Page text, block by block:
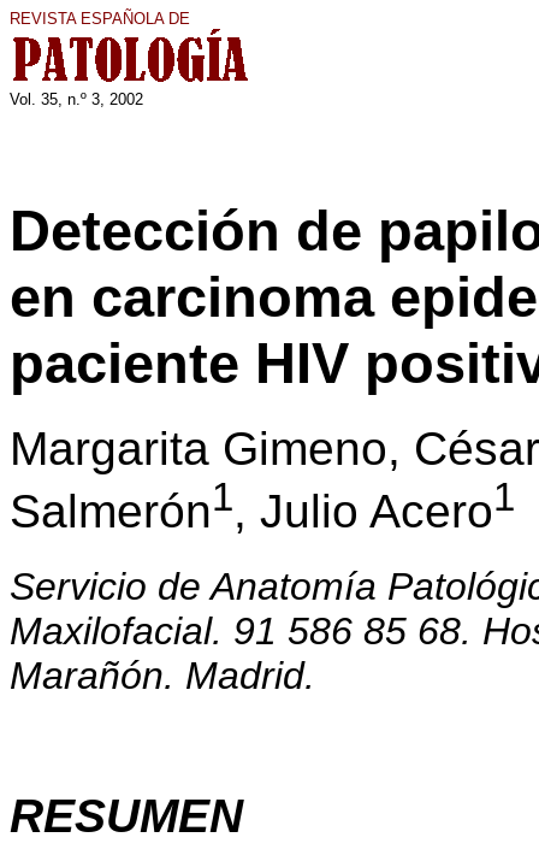
REVISTA ESPAÑOLA DE
Vol. 35, n.º 3, 2002
Detección de
en carcinoma
paciente HIV
Margarita Gimeno,
Salmerón1, Julio Acero1
Servicio de Anatomía
Maxilofacial. 91 586 85 68.
Marañón. Madrid.
RESUMEN